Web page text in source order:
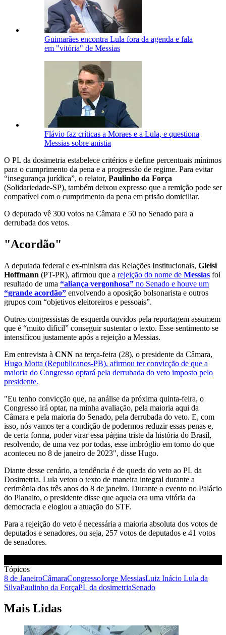
Guimarães encontra Lula fora da agenda e fala
em "vitória" de Messias
Flávio faz críticas a Moraes e a Lula, e questiona
Messias sobre anistia
O PL da dosimetria estabelece critérios e define percentuais mínimos
para o cumprimento da pena e a progressão de regime. Para evitar
“insegurança jurídica”, o relator, Paulinho da Força
(Solidariedade-SP), também deixou expresso que a remição pode ser
compatível com o cumprimento da pena em prisão domiciliar.
O deputado vê 300 votos na Câmara e 50 no Senado para a
derrubada dos vetos.
"Acordão"
A deputada federal e ex-ministra das Relações Institucionais, Gleisi
Hoffmann (PT-PR), afirmou que a rejeição do nome de Messias foi
resultado de uma “aliança vergonhosa” no Senado e houve um
“grande acordão” envolvendo a oposição bolsonarista e outros
grupos com “objetivos eleitoreiros e pessoais”.
Outros congressistas de esquerda ouvidos pela reportagem assumem
que é “muito difícil” conseguir sustentar o texto. Esse sentimento se
intensificou justamente após a rejeição a Messias.
Em entrevista à CNN na terça-feira (28), o presidente da Câmara,
Hugo Motta (Republicanos-PB), afirmou ter convicção de que a
maioria do Congresso optará pela derrubada do veto imposto pelo
presidente.
"Eu tenho convicção que, na análise da próxima quinta-feira, o
Congresso irá optar, na minha avaliação, pela maioria aqui da
Câmara e pela maioria do Senado, pela derrubada do veto. E, com
isso, nós vamos ter a condição de podermos reduzir essas penas e,
de certa forma, poder virar essa página triste da história do Brasil,
resolvendo, de uma vez por todas, esse imbróglio em torno do que
aconteceu no 8 de janeiro de 2023", disse Hugo.
Diante desse cenário, a tendência é de queda do veto ao PL da
Dosimetria. Lula vetou o texto de maneira integral durante a
cerimônia dos três anos do 8 de janeiro. Durante o evento no Palácio
do Planalto, o presidente disse que aquela era uma vitória da
democracia e elogiou a atuação do STF.
Para a rejeição do veto é necessária a maioria absoluta dos votos de
deputados e senadores, ou seja, 257 votos de deputados e 41 votos
de senadores.
Tópicos
8 de JaneiroCâmaraCongressoJorge MessiasLuiz Inácio Lula da
SilvaPaulinho da ForçaPL da dosimetriaSenado
Mais Lidas